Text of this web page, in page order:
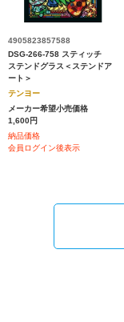
4905823857588
DSG-266-758 スティッチ
ステンドグラス＜ステンドア
ート＞
テンヨー
メーカー希望小売価格
1,600円
納品価格
会員ログイン後表示